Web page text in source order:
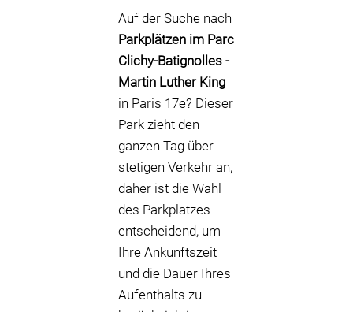
Auf der Suche nach
Parkplätzen im Parc
Clichy-Batignolles -
Martin Luther King
in Paris 17e? Dieser
Park zieht den
ganzen Tag über
stetigen Verkehr an,
daher ist die Wahl
des Parkplatzes
entscheidend, um
Ihre Ankunftszeit
und die Dauer Ihres
Aufenthalts zu